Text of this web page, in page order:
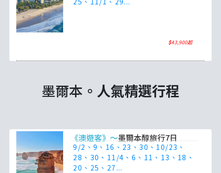
$43,900起
墨爾本。 人氣精選行程
《澳遊客》～墨爾本醇旅行7日
9/2、9、16、23、30、10/23、
28、30、11/4、6、11、13、18、
20、25、27...